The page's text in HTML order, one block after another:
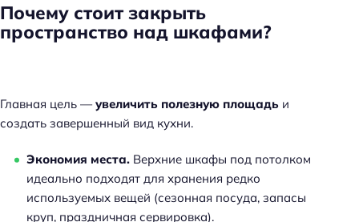
Почему стоит закрыть
пространство над шкафами?
Главная цель — увеличить полезную площадь и
создать завершенный вид кухни.
Экономия места. Верхние шкафы под потолком
идеально подходят для хранения редко
используемых вещей (сезонная посуда, запасы
круп, праздничная сервировка).